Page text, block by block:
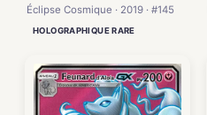
Éclipse Cosmique · 2019 · #145
HOLOGRAPHIQUE RARE